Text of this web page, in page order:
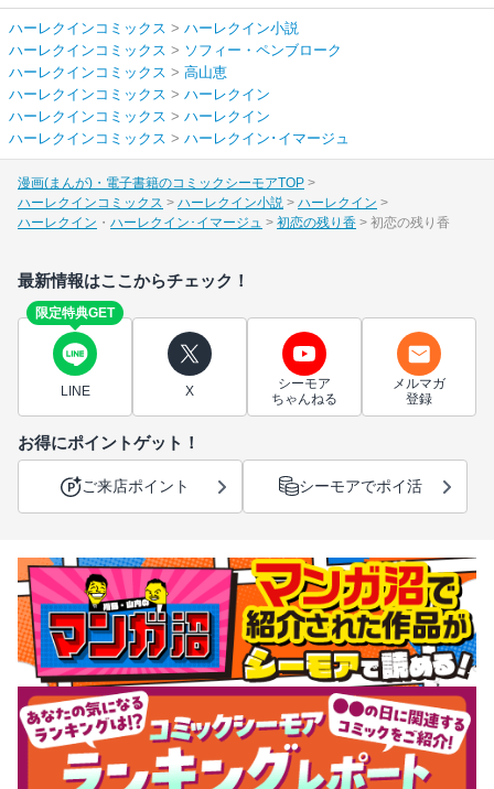
ハーレクインコミックス > ハーレクイン小説
ハーレクインコミックス > ソフィー・ペンブローク
ハーレクインコミックス > 高山恵
ハーレクインコミックス > ハーレクイン
ハーレクインコミックス > ハーレクイン
ハーレクインコミックス > ハーレクイン･イマージュ
漫画(まんが)・電子書籍のコミックシーモアTOP
ハーレクインコミックス
ハーレクイン小説
ハーレクイン
ハーレクイン
ハーレクイン･イマージュ 初恋の残り香 初恋の残り香
最新情報はここからチェック！
限定特典GET
LINE X
シーモア
ちゃんねる
メルマガ
登録
お得にポイントゲット！
ご来店ポイント シーモアでポイ活